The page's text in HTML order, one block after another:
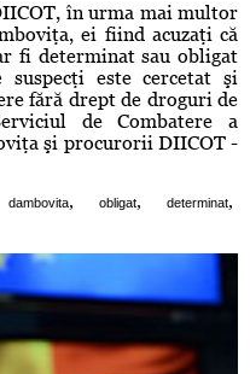
în urma mai multor
ei fiind acuzaţi că
fi determinat sau obligat
este cercetat şi
fără drept de droguri de
de Combatere a
şi procurorii DIICOT -
dambovita, obligat, determinat,